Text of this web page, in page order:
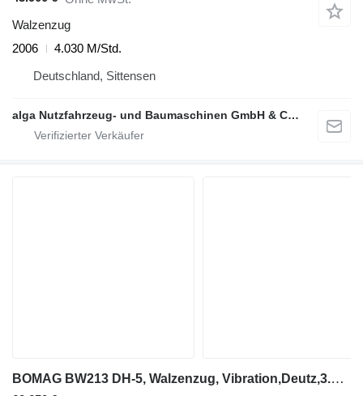
Walzenzug
2006
4.030 M/Std.
Deutschland, Sittensen
alga Nutzfahrzeug- und Baumaschinen GmbH & Co. KG
BOMAG BW213 DH-5, Walzenzug, Vibration,Deutz,3.295Std